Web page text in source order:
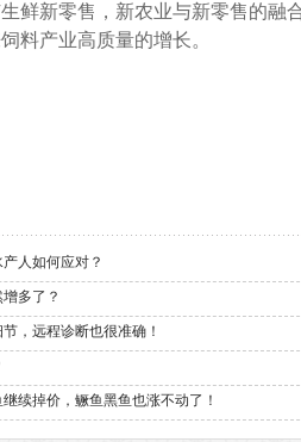
鲜新零售，新农业与新零售的融
料产业高质量的增长。
人如何应对？
多了？
，远程诊断也很准确！
续掉价，鳜鱼黑鱼也涨不动了！